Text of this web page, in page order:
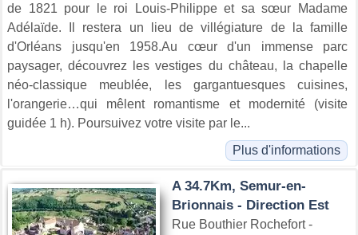
de 1821 pour le roi Louis-Philippe et sa sœur Madame
Adélaïde. Il restera un lieu de villégiature de la famille
d'Orléans jusqu'en 1958.Au cœur d'un immense parc
paysager, découvrez les vestiges du château, la chapelle
néo-classique meublée, les gargantuesques cuisines,
l'orangerie…qui mêlent romantisme et modernité (visite
guidée 1 h). Poursuivez votre visite par le...
Plus d'informations
A 34.7Km, Semur-en-
Brionnais - Direction Est
Rue Bouthier Rochefort -